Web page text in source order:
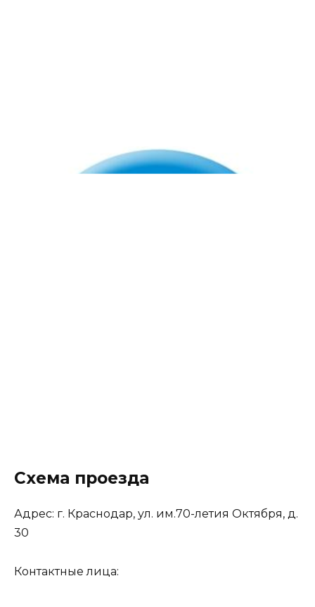
Схема проезда
Адрес: г. Краснодар, ул. им.70-летия Октября, д.
30
Контактные лица: